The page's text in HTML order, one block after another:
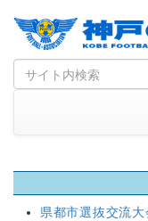
Skip
to
Search
for
県都市選抜交流